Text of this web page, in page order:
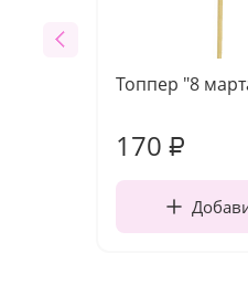
Топпер "8
170 ₽